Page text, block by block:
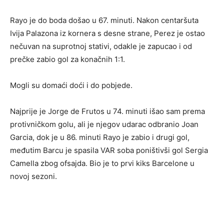
Rayo je do boda došao u 67. minuti. Nakon centaršuta
Ivija Palazona iz kornera s desne strane, Perez je ostao
nečuvan na suprotnoj stativi, odakle je zapucao i od
prečke zabio gol za konačnih 1:1.
Mogli su domaći doći i do pobjede.
Najprije je Jorge de Frutos u 74. minuti išao sam prema
protivničkom golu, ali je njegov udarac odbranio Joan
Garcia, dok je u 86. minuti Rayo je zabio i drugi gol,
međutim Barcu je spasila VAR soba poništivši gol Sergia
Camella zbog ofsajda. Bio je to prvi kiks Barcelone u
novoj sezoni.